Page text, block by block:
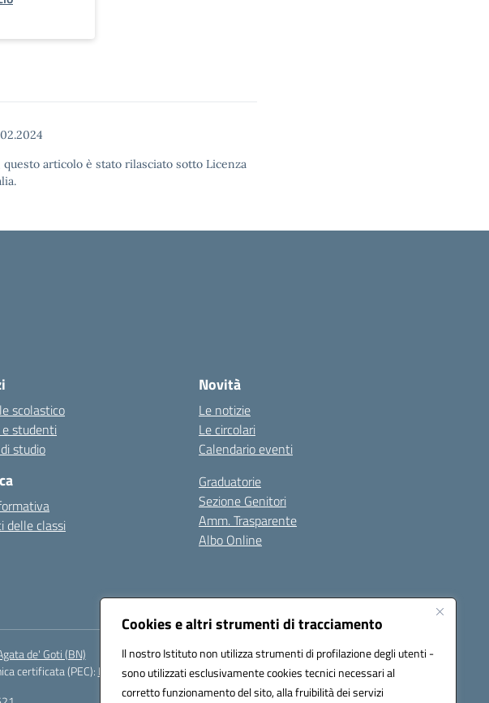
Cookies e altri strumenti di tracciamento
Il nostro Istituto non utilizza strumenti di profilazione degli utenti -
sono utilizzati esclusivamente cookies tecnici necessari al
corretto funzionamento del sito, alla fruibilità dei servizi
articolo è stato rilasciato sotto Licenza
scolastico
e studenti
studio
delle classi
Novità
Le notizie
Le circolari
Calendario eventi
Graduatorie
Sezione Genitori
Amm. Trasparente
Albo Online
de' Goti (BN)
certificata (PEC): BNIC839008@pec.istruzione.it